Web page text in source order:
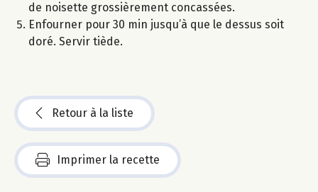
de noisette grossièrement concassées.
Enfourner pour 30 min jusqu’à que le dessus soit
doré. Servir tiède.
Retour à la liste
Imprimer la recette